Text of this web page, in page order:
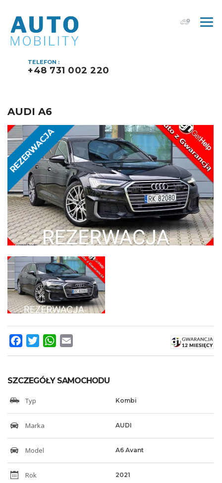
TELEFON :
+48 731 002 220
AUDI A6
REZERWACJA
FacebookTwitterWhatsApp
SZCZEGÓŁY SAMOCHODU
Typ Kombi
Marka AUDI
Model A6 Avant
Rok 2021